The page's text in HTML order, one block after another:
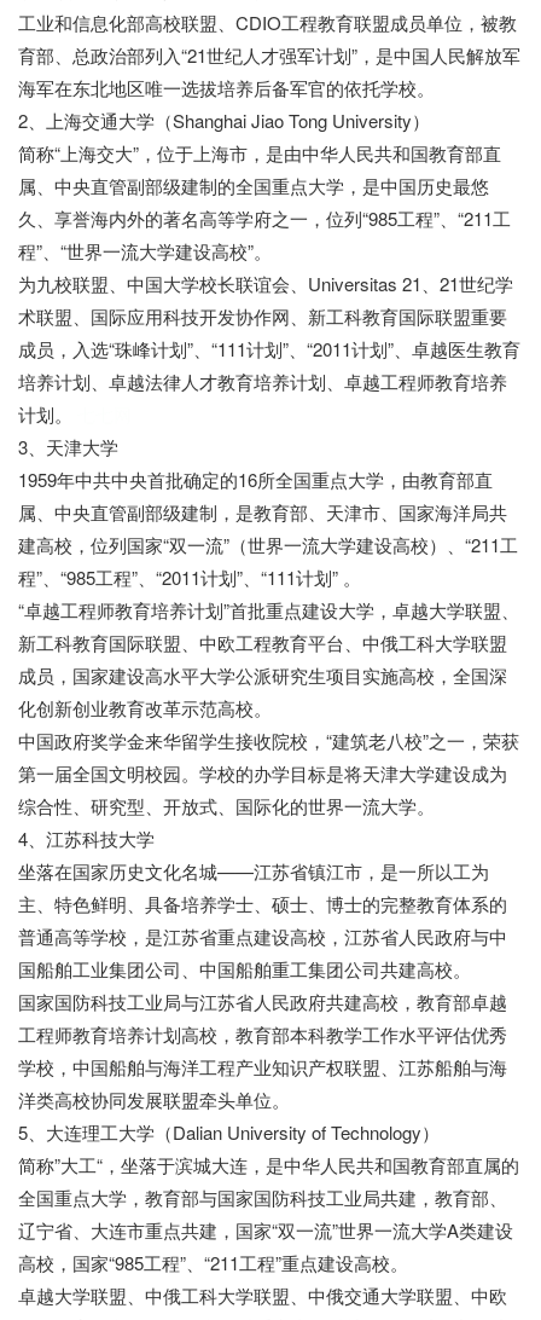
工业和信息化部高校联盟、CDIO工程教育联盟成员单位，被教
育部、总政治部列入“21世纪人才强军计划”，是中国人民解放军
海军在东北地区唯一选拔培养后备军官的依托学校。
2、上海交通大学（Shanghai Jiao Tong University）
简称“上海交大”，位于上海市，是由中华人民共和国教育部直
属、中央直管副部级建制的全国重点大学，是中国历史最悠
久、享誉海内外的著名高等学府之一，位列“985工程”、“211工
程”、“世界一流大学建设高校”。
为九校联盟、中国大学校长联谊会、Universitas 21、21世纪学
术联盟、国际应用科技开发协作网、新工科教育国际联盟重要
成员，入选“珠峰计划”、“111计划”、“2011计划”、卓越医生教育
培养计划、卓越法律人才教育培养计划、卓越工程师教育培养
计划。
3、天津大学
1959年中共中央首批确定的16所全国重点大学，由教育部直
属、中央直管副部级建制，是教育部、天津市、国家海洋局共
建高校，位列国家“双一流”（世界一流大学建设高校）、“211工
程”、“985工程”、“2011计划”、“111计划” 。
“卓越工程师教育培养计划”首批重点建设大学，卓越大学联盟、
新工科教育国际联盟、中欧工程教育平台、中俄工科大学联盟
成员，国家建设高水平大学公派研究生项目实施高校，全国深
化创新创业教育改革示范高校。
中国政府奖学金来华留学生接收院校，“建筑老八校”之一，荣获
第一届全国文明校园。学校的办学目标是将天津大学建设成为
综合性、研究型、开放式、国际化的世界一流大学。
4、江苏科技大学
坐落在国家历史文化名城——江苏省镇江市，是一所以工为
主、特色鲜明、具备培养学士、硕士、博士的完整教育体系的
普通高等学校，是江苏省重点建设高校，江苏省人民政府与中
国船舶工业集团公司、中国船舶重工集团公司共建高校。
国家国防科技工业局与江苏省人民政府共建高校，教育部卓越
工程师教育培养计划高校，教育部本科教学工作水平评估优秀
学校，中国船舶与海洋工程产业知识产权联盟、江苏船舶与海
洋类高校协同发展联盟牵头单位。
5、大连理工大学（Dalian University of Technology）
简称”大工“，坐落于滨城大连，是中华人民共和国教育部直属的
全国重点大学，教育部与国家国防科技工业局共建，教育部、
辽宁省、大连市重点共建，国家“双一流”世界一流大学A类建设
高校，国家“985工程”、“211工程”重点建设高校。
卓越大学联盟、中俄工科大学联盟、中俄交通大学联盟、中欧